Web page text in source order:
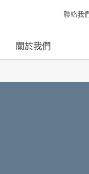
聯絡我
關於我們